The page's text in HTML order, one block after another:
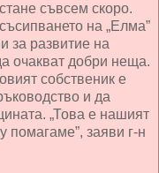
съвсем скоро.
на „Елма”
за развитие на
очакват добри неща.
собственик е
и да
„Това е нашият
помагаме”, заяви г-н